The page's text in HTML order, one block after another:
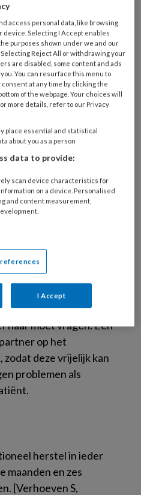
).
veranderingen
en het
vormen geen
maar zijn wel
irreële
het gedrag te
negatieve
zijn zaken waar een
komt, en waar de
naar moet vragen. Een
op het
zodat deze vrijelijk kan
problemen als
herstel in ieder
maanden en zes
[Verhoeven S,
access personal data, like browsing
Selecting I Accept enables
purposes shown under we and our
Reject All or withdrawing your
are disabled, some content and ads
You can resurface this menu to
at any time by clicking the
of the webpage. Your choices will
more details, refer to our Privacy
place essential and statistical
about you as a person
data to provide:
scan device characteristics for
on a device. Personalised
and content measurement,
I Accept